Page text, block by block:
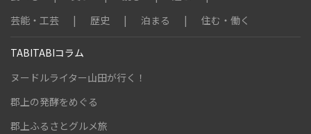
芸能・工芸
歴史 泊まる 住む・働く
TABITABIコラム
ヌードルライター山田が行く！
郡上の発酵をめぐる
郡上ふるさとグルメ旅